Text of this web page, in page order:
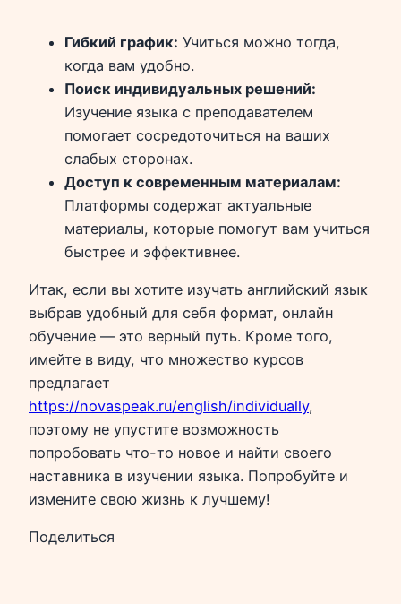
Гибкий график: Учиться можно тогда,
когда вам удобно.
Поиск индивидуальных решений:
Изучение языка с преподавателем
помогает сосредоточиться на ваших
слабых сторонах.
Доступ к современным материалам:
Платформы содержат актуальные
материалы, которые помогут вам учиться
быстрее и эффективнее.
Итак, если вы хотите изучать английский язык
выбрав удобный для себя формат, онлайн
обучение — это верный путь. Кроме того,
имейте в виду, что множество курсов
предлагает
https://novaspeak.ru/english/individually,
поэтому не упустите возможность
попробовать что-то новое и найти своего
наставника в изучении языка. Попробуйте и
измените свою жизнь к лучшему!
Поделиться